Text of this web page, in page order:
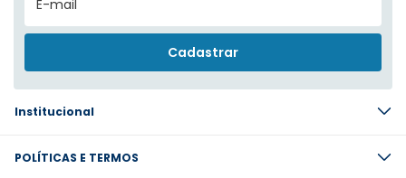
Institucional
POLÍTICAS E TERMOS